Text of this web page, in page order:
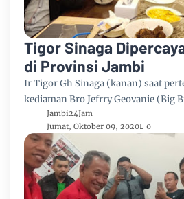
Tigor Sinaga
di Provinsi Jambi
Ir Tigor Gh Sinaga (kanan) saat
kediaman Bro Jefrry Geovanie (Big
Jambi24Jam
Jumat, Oktober 09, 2020
0